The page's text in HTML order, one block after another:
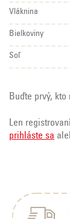
Vláknina
Bielkoviny
Soľ
Buďte prvý,
Len
prihláste sa